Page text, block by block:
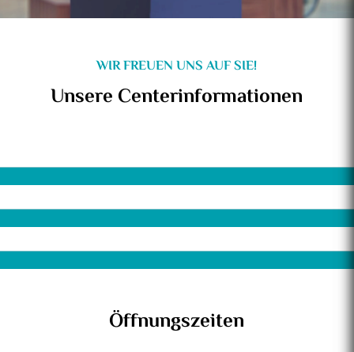
WIR FREUEN UNS AUF SIE!
Unsere Centerinformationen
Öffnungszeiten